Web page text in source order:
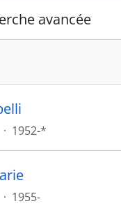
avancée
· 1952-*
· 1955-